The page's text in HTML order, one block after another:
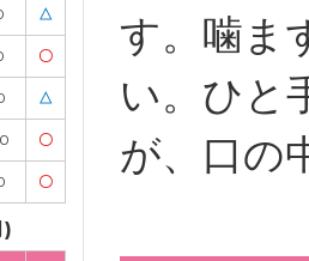
△
〇
△
〇
〇
)
す。噛ま
い。ひと
が、口の